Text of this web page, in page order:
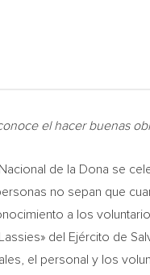
el hacer buenas
de la Dona se
no sepan que
a los
del Ejército de
el personal y los